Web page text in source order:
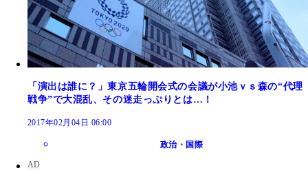
「演出は誰に？」東京五輪開会式の会議が小池ｖｓ森の“代理
戦争”で大混乱、その迷走っぷりとは…！
2017年02月04日 06:00
政治・国際